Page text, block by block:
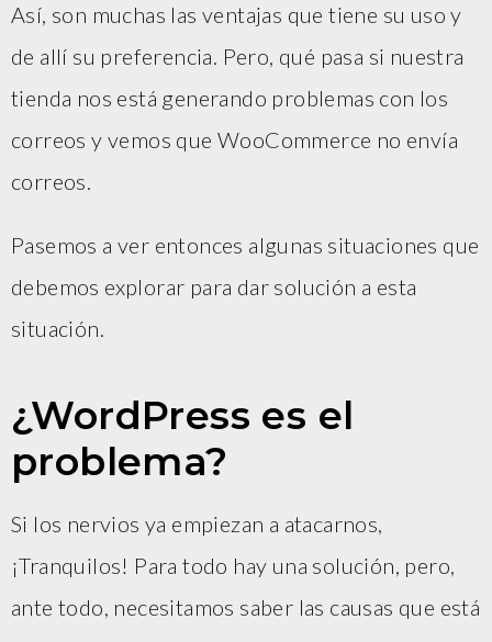
Así, son muchas las ventajas que tiene su uso y
de allí su preferencia. Pero, qué pasa si nuestra
tienda nos está generando problemas con los
correos y vemos que WooCommerce no envía
correos.
Pasemos a ver entonces algunas situaciones que
debemos explorar para dar solución a esta
situación.
¿WordPress es el
problema?
Si los nervios ya empiezan a atacarnos,
¡Tranquilos! Para todo hay una solución, pero,
ante todo, necesitamos saber las causas que está